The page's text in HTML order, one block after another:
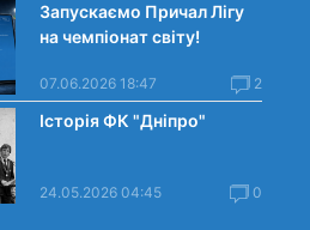
Запускаємо Причал Лігу
на чемпіонат світу!
07.06.2026 18:47 2
Історія ФК "Дніпро"
24.05.2026 04:45 0